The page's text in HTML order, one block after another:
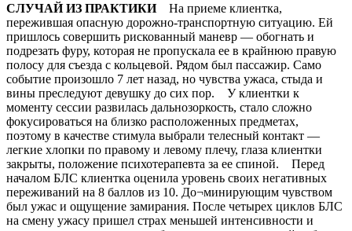
СЛУЧАЙ ИЗ ПРАКТИКИ
На приеме клиентка,
пережившая опасную дорожно-транспортную ситуацию. Ей
пришлось совершить рискованный маневр — обогнать и
подрезать фуру, которая не пропускала ее в крайнюю правую
полосу для съезда с кольцевой. Рядом был пассажир. Само
событие произошло 7 лет назад, но чувства ужаса, стыда и
вины преследуют девушку до сих пор. У клиентки к
моменту сессии развилась дальнозоркость, стало сложно
фокусироваться на близко расположенных предметах,
поэтому в качестве стимула выбрали телесный контакт —
легкие хлопки по правому и левому плечу, глаза клиентки
закрыты, положение психотерапевта за ее спиной. Перед
началом БЛС клиентка оценила уровень своих негативных
переживаний на 8 баллов из 10. До¬минирующим чувством
был ужас и ощущение замирания. После четырех циклов БЛС
на смену ужасу пришел страх меньшей интенсивности и